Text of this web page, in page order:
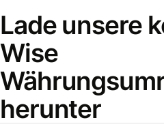
Lade unsere
Wise
herunter